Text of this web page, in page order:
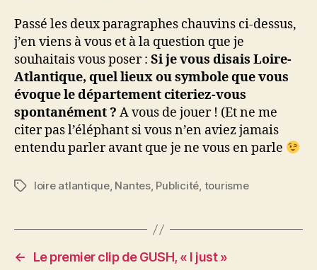
Passé les deux paragraphes chauvins ci-dessus,
j’en viens à vous et à la question que je
souhaitais vous poser : Si je vous disais Loire-
Atlantique, quel lieux ou symbole que vous
évoque le département citeriez-vous
spontanément ? A vous de jouer ! (Et ne me
citer pas l’éléphant si vous n’en aviez jamais
entendu parler avant que je ne vous en parle
Étiquettes
loire atlantique, Nantes, Publicité, tourisme
←
Le premier clip de GUSH, « I just »